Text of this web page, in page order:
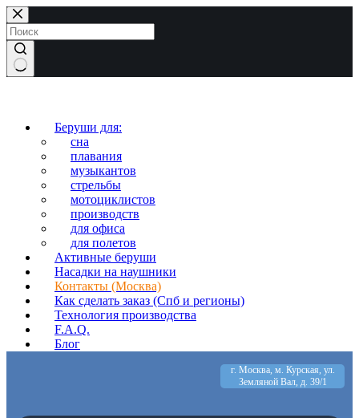
Перейти
к
сути
Беруши для:
сна
плавания
музыкантов
стрельбы
мотоциклистов
производств
для офиса
для полетов
Активные беруши
Насадки на наушники
Контакты (Москва)
Как сделать заказ (Спб и регионы)
Технология производства
F.A.Q.
Блог
г. Москва, м. Курская, ул.
Земляной Вал, д. 39/1